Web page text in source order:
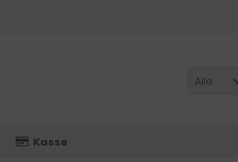
Alle
Kasse